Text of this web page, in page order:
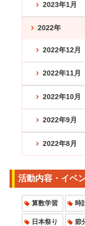
2023年1月
2022年
2022年12月
2022年11月
2022年10月
2022年9月
2022年8月
活動内容・イベ
算数学習 時
日本祭り 節